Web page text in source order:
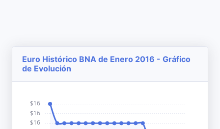
Euro Histórico BNA de Enero 2016 - Gráfico
de Evolución